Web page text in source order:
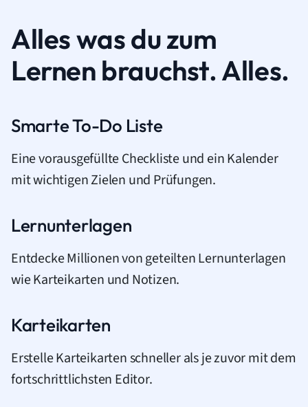
Alles was du zum
Lernen brauchst. Alles.
Smarte To-Do Liste
Eine vorausgefüllte Checkliste und ein Kalender
mit wichtigen Zielen und Prüfungen.
Lernunterlagen
Entdecke Millionen von geteilten Lernunterlagen
wie Karteikarten und Notizen.
Karteikarten
Erstelle Karteikarten schneller als je zuvor mit dem
fortschrittlichsten Editor.